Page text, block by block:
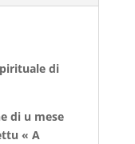
di
di u mese
« A